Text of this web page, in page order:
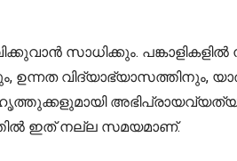
സാധിക്കും. പങ്കാളികളിൽ
ഉന്നത വിദ്യാഭ്യാസത്തിനും,
ഇത് നല്ല സമയമാണ്.